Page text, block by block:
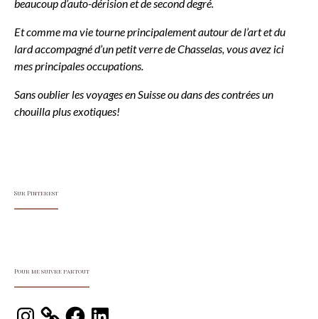
beaucoup d’auto-dérision et de second degré.
Et comme ma vie tourne principalement autour de l’art et du
lard accompagné d’un petit verre de Chasselas, vous avez ici
mes principales occupations.
Sans oublier les voyages en Suisse ou dans des contrées un
chouilla plus exotiques!
Sur Pinterest
Pour me suivre partout
Instagram FacebookLinkedIn